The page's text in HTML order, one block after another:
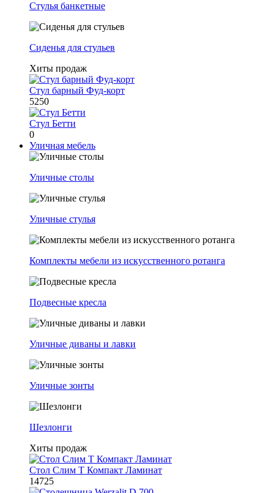
Стулья банкетные
Сиденья для стульев
Хиты продаж
Стул барный Фуд-корт
5250
Стул Бетти
0
Уличная мебель
Уличные столы
Уличные стулья
Комплекты мебели из искусственного ротанга
Подвесные кресла
Уличные диваны и лавки
Уличные зонты
Шезлонги
Хиты продаж
Стол Слим Т Компакт Ламинат
14725